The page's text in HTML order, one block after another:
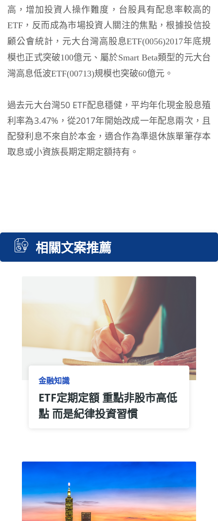
高，增加投資人操作難度，台股具有配息率較高的
ETF ，反而成為市場投資人關注的焦點，根據投信投
顧公會統計，元大台灣高股息ETF(0056)2017年底規
模也正式突破100億元、屬於Smart Beta類型的元大台
灣高息低波ETF(00713)規模也突破60億元。
過去元大台灣50 ETF配息穩健，平均年化現金股息殖
利率為3.47%，從2017年開始改成一年配息兩次，且
配發利息不來自於本金，適合作為準退休族單筆存本
取息或小資族長期定期定額持有。
相關文案推薦
金融知識
ETF定期定額 重點非股市高低
點 而是紀律投資習慣